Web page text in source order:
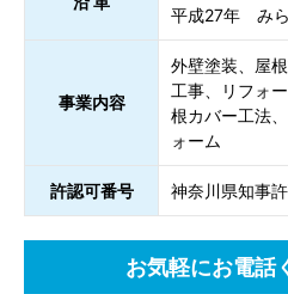
平成27年 みら
事業内容
外壁塗装、屋
工事、リフォ
根カバー工法
ォーム
許認可番号 神奈川県知事
お気軽にお電話